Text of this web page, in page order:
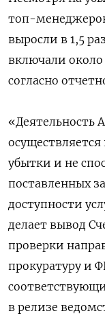
топ-
выросли в 1,5
включали
согласно
«Деятельность
убытки и не
поставленных
доступности
делает вывод
проверки
прокуратуру и
в релизе